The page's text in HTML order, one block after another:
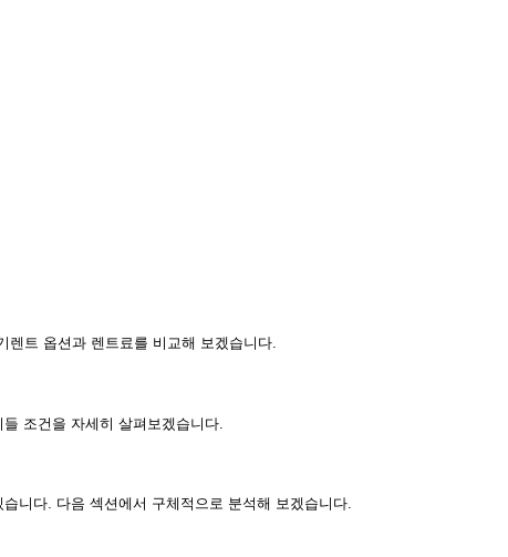
렌트 옵션과 렌트료를 비교해 보겠습니다.
조건을 자세히 살펴보겠습니다.
니다. 다음 섹션에서 구체적으로 분석해 보겠습니다.